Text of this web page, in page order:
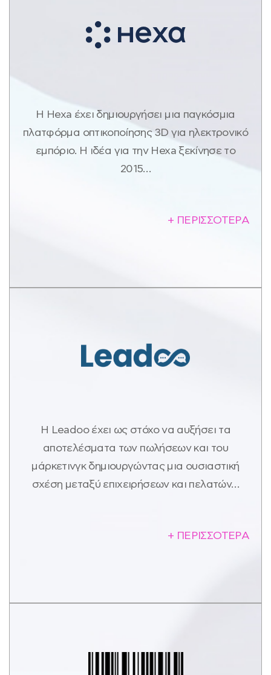
Η Hexa έχει δημιουργήσει μια παγκόσμια
πλατφόρμα οπτικοποίησης 3D για ηλεκτρονικό
εμπόριο. Η ιδέα για την Hexa ξεκίνησε το
2015…
+ ΠΕΡΙΣΣΟΤΕΡΑ
Η Leadoo έχει ως στόχο να αυξήσει τα
αποτελέσματα των πωλήσεων και του
μάρκετινγκ δημιουργώντας μια ουσιαστική
σχέση μεταξύ επιχειρήσεων και πελατών…
+ ΠΕΡΙΣΣΟΤΕΡΑ